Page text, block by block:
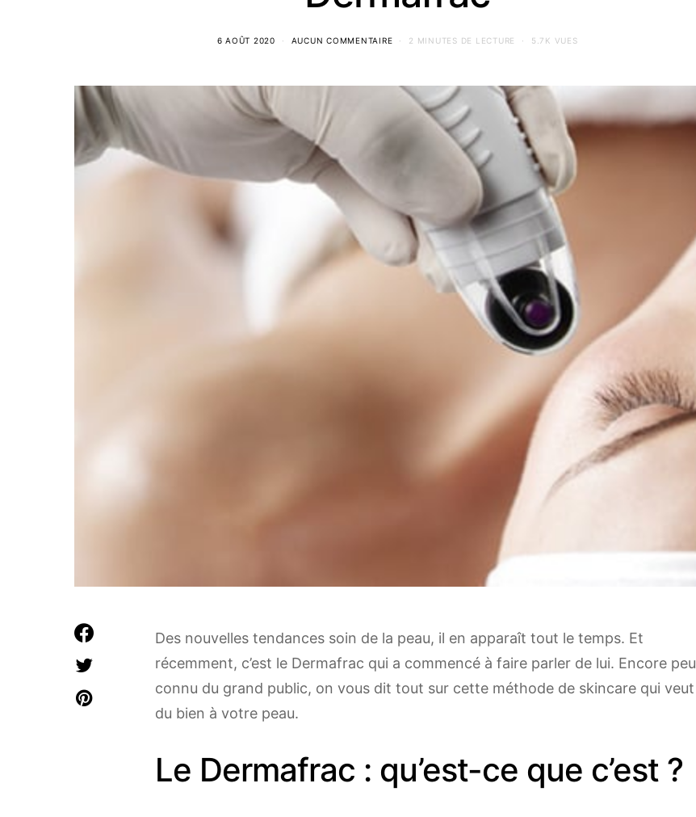
6 AOÛT 2020 AUCUN COMMENTAIRE 2 MINUTES DE LECTURE 5.7K VUES
Des nouvelles tendances soin de la peau, il en apparaît tout le temps. Et
récemment, c’est le Dermafrac qui a commencé à faire parler de lui. Encore peu
connu du grand public, on vous dit tout sur cette méthode de skincare qui veut
du bien à votre peau.
Le Dermafrac : qu’est-ce que c’est ?